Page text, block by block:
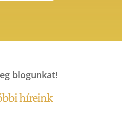
blogunkat!
híreink